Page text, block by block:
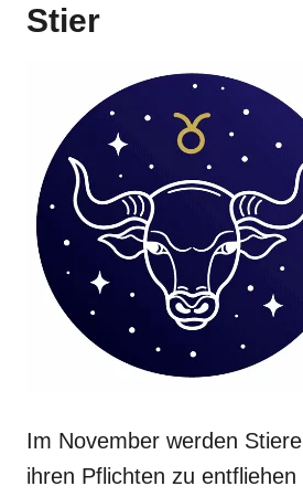
Stier
Im November werden
ihren Pflichten zu entfliehen